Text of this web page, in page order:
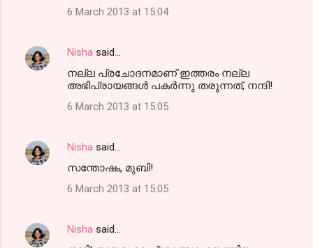
6 March 2013 at 15:04
Nisha said…
നല്ല പ്രചോദനമാണ് ഇത്തരം നല്ല
അഭിപ്രായങ്ങള്‍ പകര്‍ന്നു തരുന്നത്, നന്ദി!
6 March 2013 at 15:05
Nisha said…
സന്തോഷം, മുബി!
6 March 2013 at 15:05
Nisha said…